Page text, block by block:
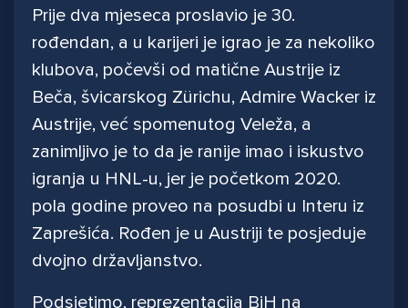
Prije dva mjeseca proslavio je 30.
rođendan, a u karijeri je igrao je za nekoliko
klubova, počevši od matične Austrije iz
Beča, švicarskog Zürichu, Admire Wacker iz
Austrije, već spomenutog Veleža, a
zanimljivo je to da je ranije imao i iskustvo
igranja u HNL-u, jer je početkom 2020.
pola godine proveo na posudbi u Interu iz
Zaprešića. Rođen je u Austriji te posjeduje
dvojno državljanstvo.
Podsjetimo, reprezentacija BiH na